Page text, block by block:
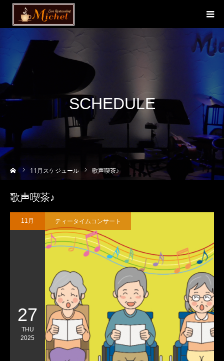
SCHEDULE
11 月スケジュール 歌声喫茶♪
歌声喫茶♪
11月
27
THU
2025
ティータイムコンサート